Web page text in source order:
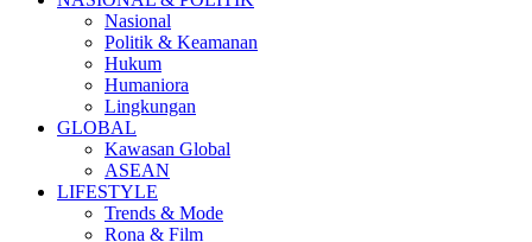
Nasional
Politik & Keamanan
Hukum
Humaniora
Lingkungan
GLOBAL
Kawasan Global
ASEAN
LIFESTYLE
Trends & Mode
Rona & Film